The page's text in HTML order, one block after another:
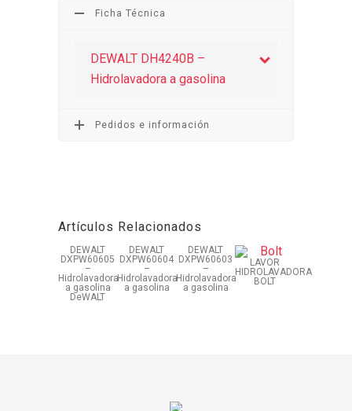
Ficha Técnica
DEWALT DH4240B –
Hidrolavadora a gasolina
Pedidos e información
Artículos Relacionados
DEWALT
DXPW60605
–
Hidrolavadora
a gasolina
DeWALT
DEWALT
DXPW60604
–
Hidrolavadora
a gasolina
DEWALT
DXPW60603
–
Hidrolavadora
a gasolina
LAVOR
HIDROLAVADORA
BOLT